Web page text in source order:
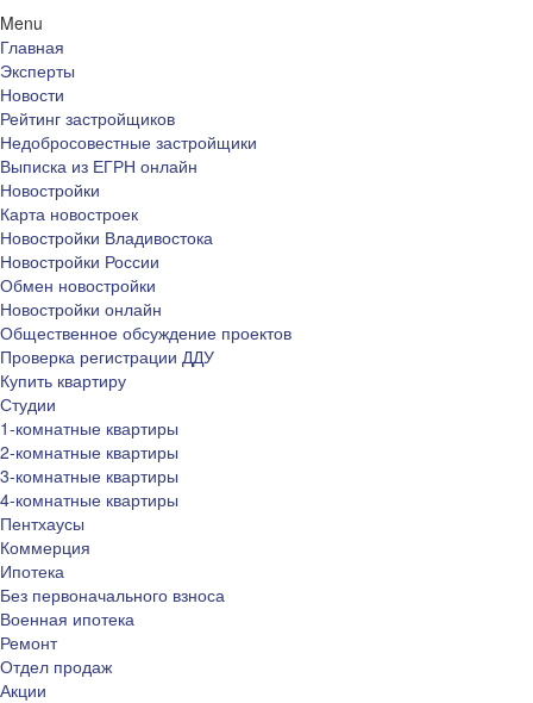
Menu
Главная
Эксперты
Новости
Рейтинг застройщиков
Недобросовестные застройщики
Выписка из ЕГРН онлайн
Новостройки
Карта новостроек
Новостройки Владивостока
Новостройки России
Обмен новостройки
Новостройки онлайн
Общественное обсуждение проектов
Проверка регистрации ДДУ
Купить квартиру
Студии
1-комнатные квартиры
2-комнатные квартиры
3-комнатные квартиры
4-комнатные квартиры
Пентхаусы
Коммерция
Ипотека
Без первоначального взноса
Военная ипотека
Ремонт
Отдел продаж
Акции